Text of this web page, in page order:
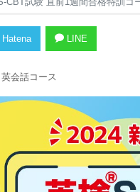
Hatena LINE
英会話コース